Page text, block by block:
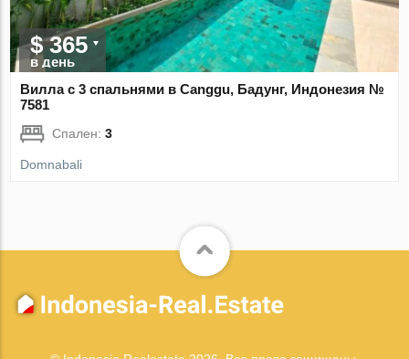
$ 365
в день
Вилла с 3 спальнями в Canggu, Бадунг, Индонезия №
7581
Спален:3
Domnabali